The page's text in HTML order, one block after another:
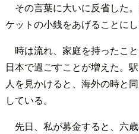
その言葉に大いに反省した
ケットの小銭をあげることにし
時は流れ、家庭を持ったこ
日本で過ごすことが増えた。
人を見かけると、海外の時と
している。
先日、私が募金すると、六歳